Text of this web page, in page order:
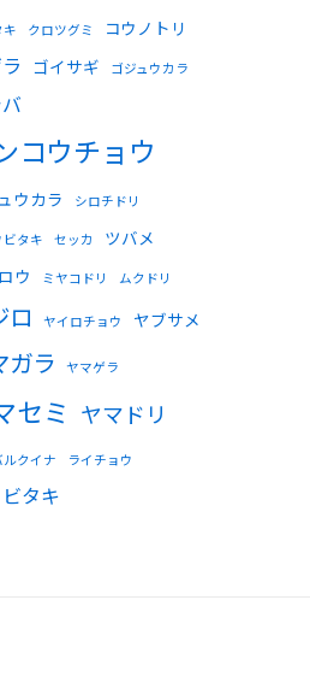
キ クロツグミ コウノトリ
ゴイサギ ゴジュウカラ
コウチョウ
ウカラ シロチドリ
ビタキ セッカ
ツバメ
ウ
ミヤコドリ ムクドリ
ロ ヤイロチョウ ヤブサメ
ガラ ヤマゲラ
セミ ヤマドリ
クイナ ライチョウ
タキ